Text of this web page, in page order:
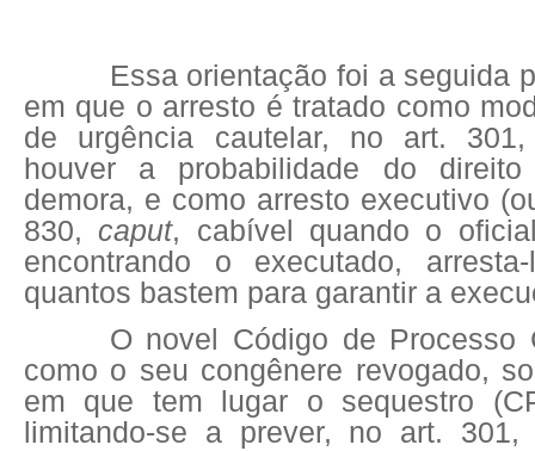
Essa orientação foi a seguida
em que o arresto é tratado como
de urgência cautelar, no art.
houver a probabilidade do
demora, e como arresto executivo
830,caput, cabível quando o
encontrando o executado,
quantos bastem para garantir a
O novel Código de Processo
como o seu congênere revogado,
em que tem lugar o sequestro
limitando-se a prever, no art.